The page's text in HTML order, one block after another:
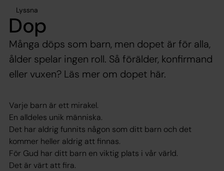
Lyssna
Dop
Många döps som barn, men dopet är för alla,
ålder spelar ingen roll. Så förälder, konfirmand
eller vuxen? Läs mer om dopet här.
Varje barn är ett mirakel.
En alldeles unik människa.
Det har aldrig funnits någon som ditt barn och det
kommer heller aldrig att finnas.
För Gud har ditt barn en viktig plats i vår värld.
Det är värt att fira.